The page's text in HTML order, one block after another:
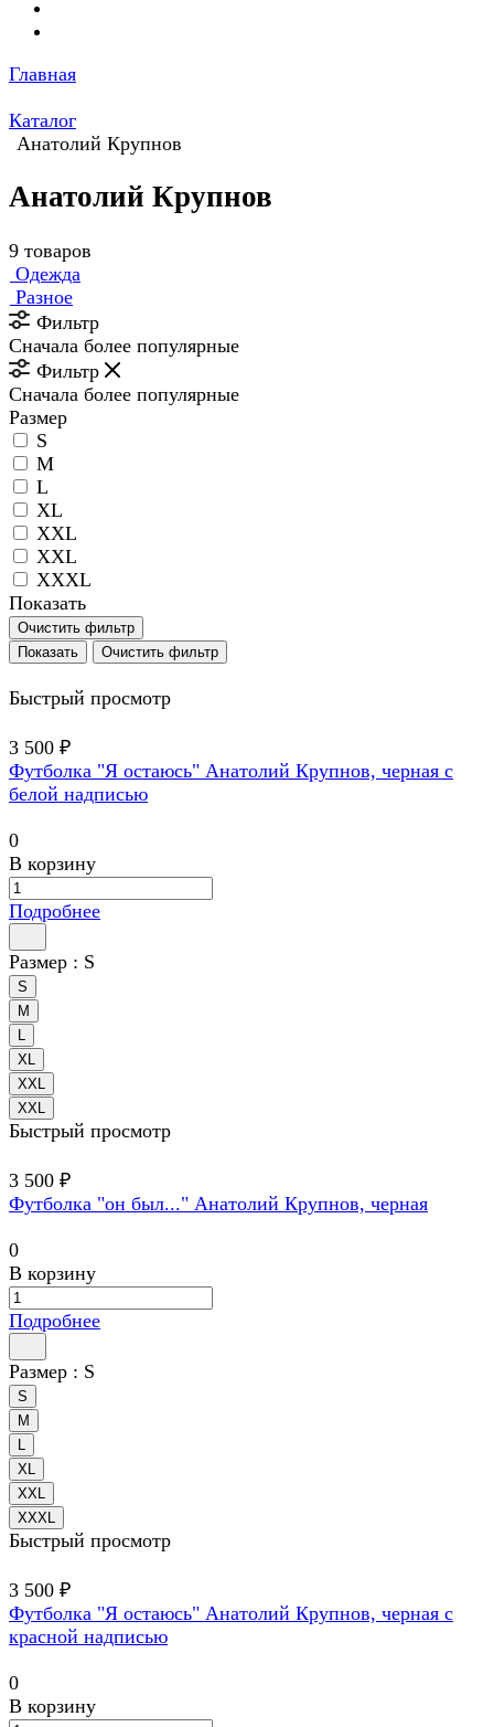
Главная
Каталог
Анатолий Крупнов
Анатолий Крупнов
9 товаров
Одежда
Разное
Фильтр
Сначала более популярные
Фильтр
Сначала более популярные
Размер
S
M
L
XL
XXL
XXL
XXXL
Показать
Очистить фильтр
Очистить фильтр
Быстрый просмотр
3 500 ₽
Футболка "Я остаюсь" Анатолий Крупнов, черная с
белой надписью
0
В корзину
Подробнее
Размер : S
S
M
XL
XXL
XXL
Быстрый просмотр
3 500 ₽
Футболка "он был..." Анатолий Крупнов, черная
0
В корзину
Подробнее
Размер : S
S
M
XL
XXL
XXXL
Быстрый просмотр
3 500 ₽
Футболка "Я остаюсь" Анатолий Крупнов, черная с
красной надписью
0
В корзину